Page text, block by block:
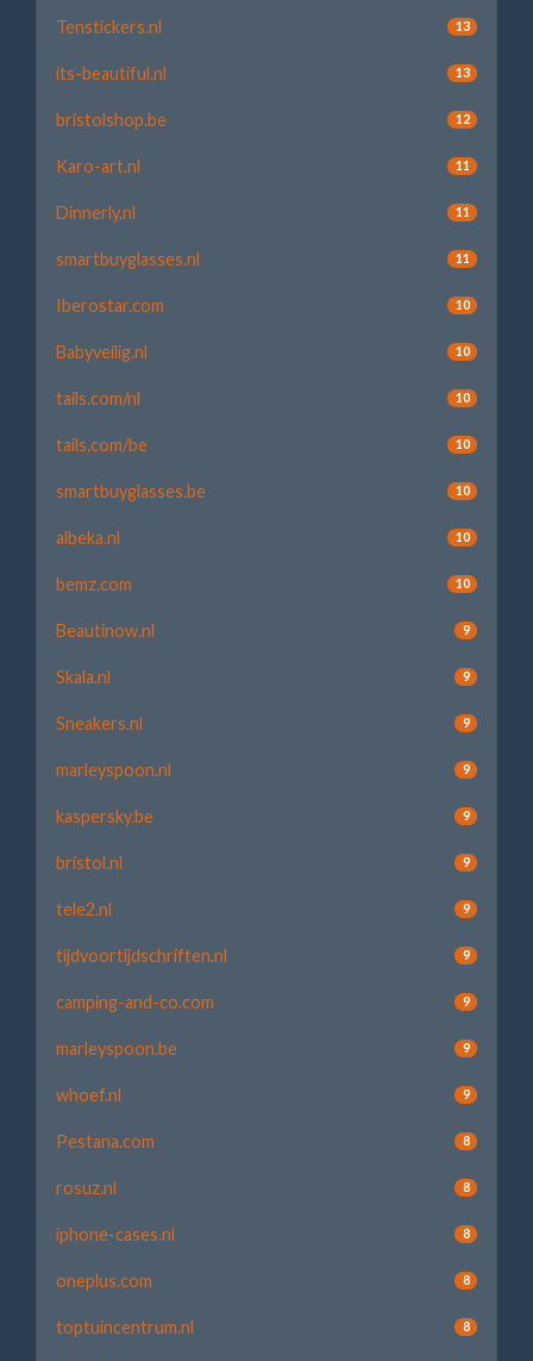
Tenstickers.nl 13
its-beautiful.nl 13
bristolshop.be 12
Karo-art.nl 11
Dinnerly.nl 11
smartbuyglasses.nl 11
Iberostar.com 10
Babyveilig.nl 10
tails.com/nl 10
tails.com/be 10
smartbuyglasses.be 10
albeka.nl 10
bemz.com 10
Beautinow.nl 9
Skala.nl 9
Sneakers.nl 9
marleyspoon.nl 9
kaspersky.be 9
bristol.nl 9
tele2.nl 9
tijdvoortijdschriften.nl 9
camping-and-co.com 9
marleyspoon.be 9
whoef.nl 9
Pestana.com 8
rosuz.nl 8
iphone-cases.nl 8
oneplus.com 8
toptuincentrum.nl 8